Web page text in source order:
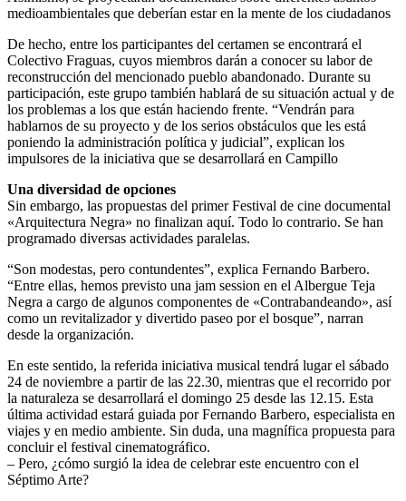
medioambientales que deberían estar en la mente de los ciudadanos
De hecho, entre los participantes del certamen se encontrará el
Colectivo Fraguas, cuyos miembros darán a conocer su labor de
reconstrucción del mencionado pueblo abandonado. Durante su
participación, este grupo también hablará de su situación actual y de
los problemas a los que están haciendo frente. “Vendrán para
hablarnos de su proyecto y de los serios obstáculos que les está
poniendo la administración política y judicial”, explican los
impulsores de la iniciativa que se desarrollará en Campillo
Una diversidad de opciones
Sin embargo, las propuestas del primer Festival de cine documental
«Arquitectura Negra» no finalizan aquí. Todo lo contrario. Se han
programado diversas actividades paralelas.
“Son modestas, pero contundentes”, explica Fernando Barbero.
“Entre ellas, hemos previsto una jam session en el Albergue Teja
Negra a cargo de algunos componentes de «Contrabandeando», así
como un revitalizador y divertido paseo por el bosque”, narran
desde la organización.
En este sentido, la referida iniciativa musical tendrá lugar el sábado
24 de noviembre a partir de las 22.30, mientras que el recorrido por
la naturaleza se desarrollará el domingo 25 desde las 12.15. Esta
última actividad estará guiada por Fernando Barbero, especialista en
viajes y en medio ambiente. Sin duda, una magnífica propuesta para
concluir el festival cinematográfico.
– Pero, ¿cómo surgió la idea de celebrar este encuentro con el
Séptimo Arte?